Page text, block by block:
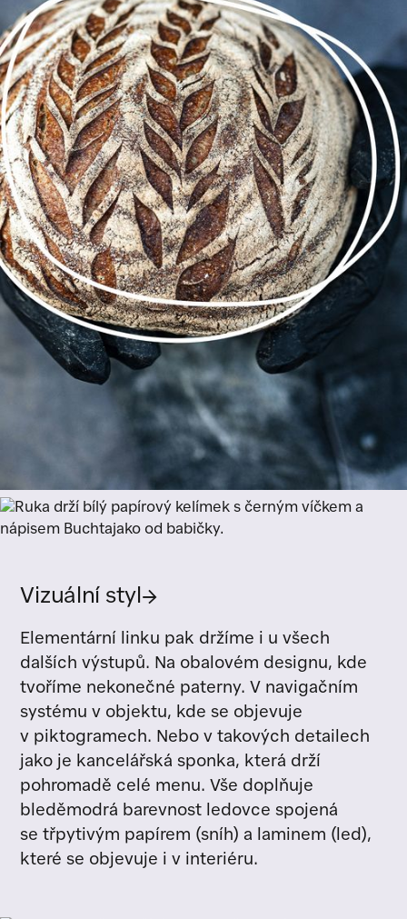
Vizuální styl →
Elementární linku pak držíme i u všech
dalších výstupů. Na obalovém designu, kde
tvoříme nekonečné paterny. V navigačním
systému v objektu, kde se objevuje
v piktogramech. Nebo v takových detailech
jako je kancelářská sponka, která drží
pohromadě celé menu. Vše doplňuje
bleděmodrá barevnost ledovce spojená
se třpytivým papírem (sníh) a laminem (led),
které se objevuje i v interiéru.